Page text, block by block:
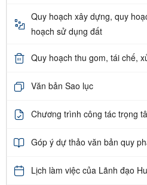
Quy hoạch xây dựng, quy
hoạch sử dụng đất
Quy hoạch thu gom, tái chế,
Văn bản Sao lục
Chương trình công tác trọng
Góp ý dự thảo văn bản quy
Lịch làm việc của Lãnh đạo